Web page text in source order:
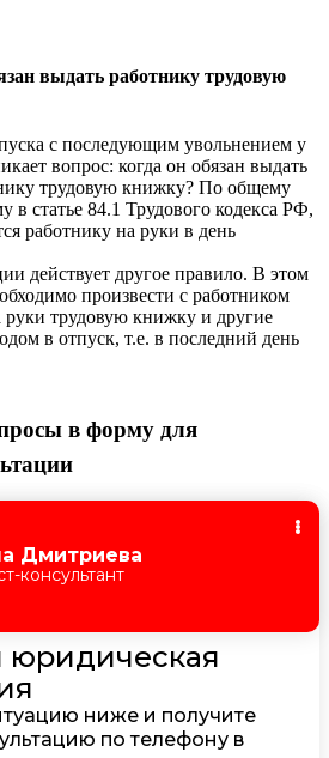
выдать работнику трудовую
с последующим увольнением у
вопрос: когда он обязан выдать
трудовую книжку? По общему
в статье 84.1 Трудового кодекса РФ,
работнику на руки в день
действует другое правило. В этом
произвести с работником
руки трудовую книжку и другие
в отпуск, т.е. в последний день
в форму для